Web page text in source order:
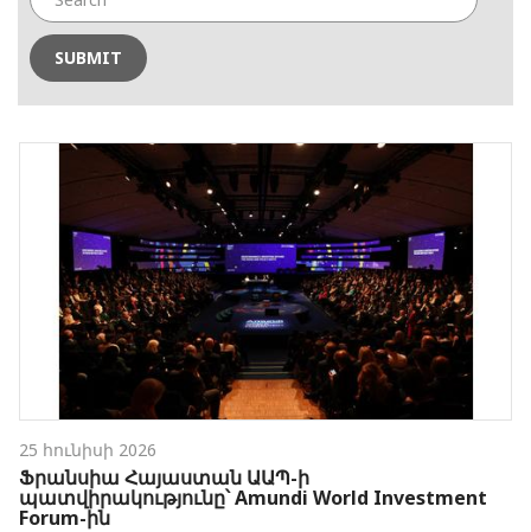
25 հունիսի 2026
Ֆրանսիա Հայաստան ԱԱՊ-ի
պատվիրակությունը՝ Amundi World Investment
Forum-ին